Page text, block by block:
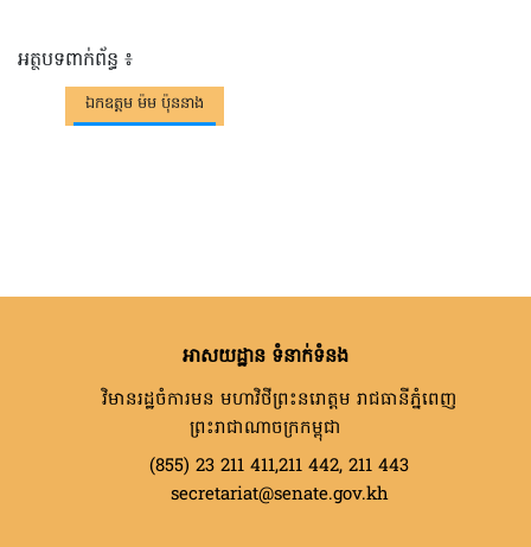
អត្ថបទពាក់ព័ន្ធ ៖
ឯកឧត្តម ម៉ម ប៉ុននាង
អាសយដ្ឋាន ទំនាក់ទំនង
វិមានរដ្ឋចំការមន មហាវិថីព្រះនរោត្តម រាជធានីភ្នំពេញ
ព្រះរាជាណាចក្រកម្ពុជា
(855) 23 211 411,211 442, 211 443
secretariat@senate.gov.kh